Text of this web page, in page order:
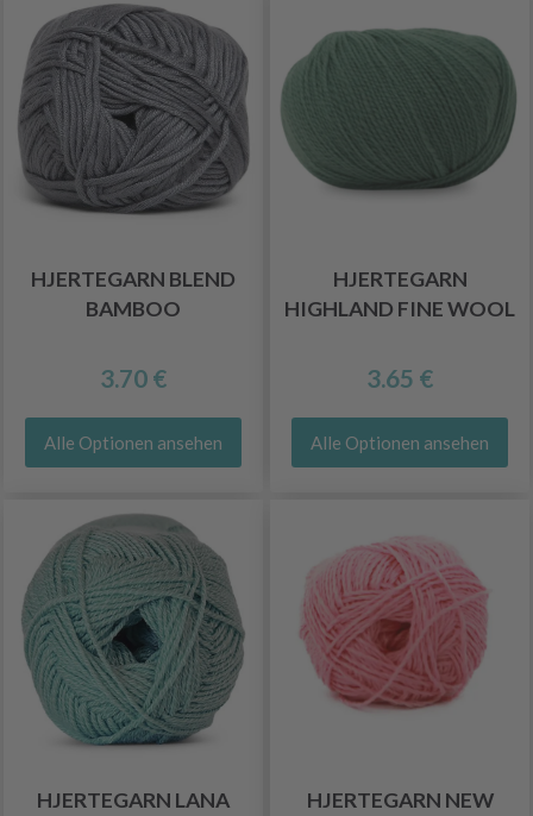
HJERTEGARN BLEND
BAMBOO
3.70 €
Alle Optionen ansehen
HJERTEGARN
HIGHLAND FINE WOOL
3.65 €
Alle Optionen ansehen
HJERTEGARN LANA
HJERTEGARN NEW